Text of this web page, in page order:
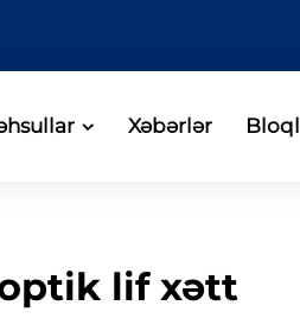
Xəbərlər
lif xətt